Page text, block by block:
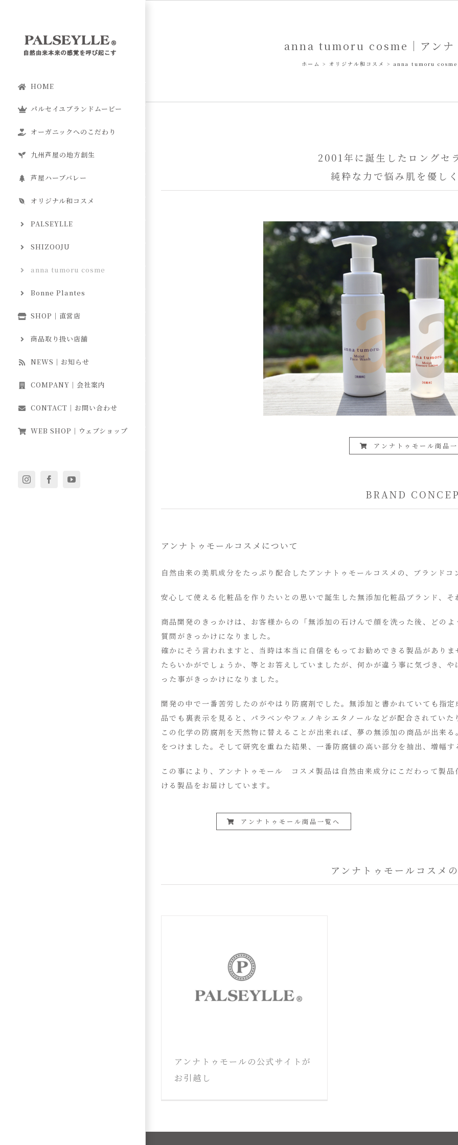
content
HOME
パルセイユブランドムービー
オーガニックへのこだわり
九州芦屋の地方創生
芦屋ハーブバレー
オリジナル和コスメ
PALSEYLLE
SHIZOOJU
anna tumoru cosme
Bonne Plantes
SHOP｜直営店
商品取り扱い店舗
NEWS｜お知らせ
COMPANY｜会社案内
CONTACT｜お問い合わせ
WEB SHOP｜ウェブショップ
anna tumoru cosme｜アンナ
ホーム > オリジナル和コスメ > anna tumoru cosme
2001年に誕生したロングセ
純粋な力で悩み肌を優し
アンナトゥモール商品
BRAND
アンナトゥモールコスメについて
自然由来の美肌成分をたっぷり配合したアンナトゥモールコスメの、ブランド
安心して使える化粧品を作りたいとの思いで誕生した無添加化粧品ブランド、
商品開発のきっかけは、お客様からの「無添加の石けんで顔を洗った後、どの
質問がきっかけになりました。
確かにそう言われますと、当時は本当に自信をもってお勧めできる製品があり
たらいかがでしょうか、等とお答えしていましたが、何かが違う事に気づき、
った事がきっかけになりました。
開発の中で一番苦労したのがやはり防腐剤でした。無添加と書かれていても指
品でも裏表示を見ると、パラベンやフェノキシエタノールなどが配合されてい
この化学の防腐剤を天然物に替えることが出来れば、夢の無添加の商品が出来
をつけました。そして研究を重ねた結果、一番防腐値の高い部分を抽出、増幅
この事により、アンナトゥモール コスメ製品は自然由来成分にこだわって製
ける製品をお届けしています。
アンナトゥモール商品一覧へ
アンナトゥモールコスメ
アンナトゥモールの公式サイトが
お引越し